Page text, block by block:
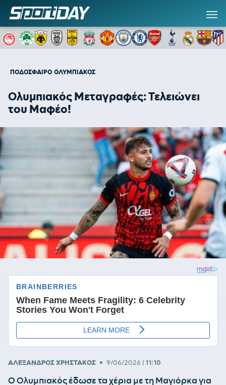
ΠΟΔΟΣΦΑΙΡΟ ΟΛΥΜΠΙΑΚΟΣ
Ολυμπιακός Μεταγραφές: Τελειώνει
του Μαφέο!
ΑΛΕΞΑΝΔΡΟΣ ΧΡΗΣΤΑΚΟΣ • 9/06/2026 | 11:10
Ο Ολυμπιακός έδωσε τα χέρια με τη Μαγιόρκα για